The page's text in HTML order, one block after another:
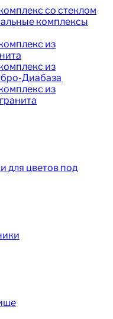
со стеклом
комплексы
из
из
Диабаза
из
для цветов под